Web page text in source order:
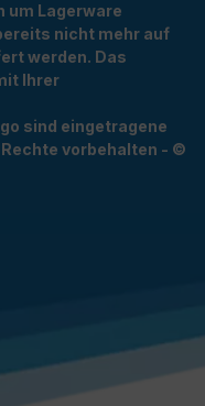
um Lagerware
nicht mehr auf
werden. Das
Ihrer
sind eingetragene
Rechte vorbehalten - ©